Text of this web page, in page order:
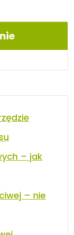
– jak
– nie